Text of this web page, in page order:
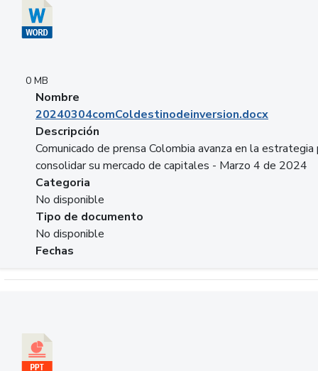
0 MB
Nombre
20240304comColdestinodeinversion.docx
Descripción
Comunicado de prensa Colombia avanza en la estrategia
consolidar su mercado de capitales - Marzo 4 de 2024
Categoria
No disponible
Tipo de documento
No disponible
Fechas